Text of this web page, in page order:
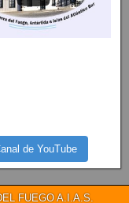
de YouTube
FUEGO A.I.A.S.